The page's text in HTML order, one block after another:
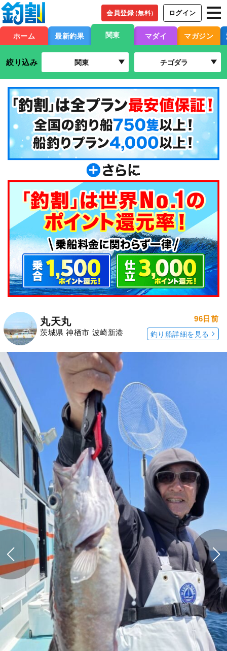
会員登録（無料） ログイン
ホーム 最新釣果 関東 マダイ マガジン
絞り込み 関東 チゴダラ
丸天丸
茨城県 神栖市 波崎新港
96日前
釣り船詳細を見る